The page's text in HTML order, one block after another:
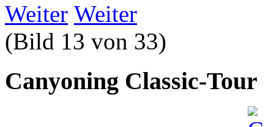
Weiter
(Bild 13 von 33)
Canyoning Classic-Tour